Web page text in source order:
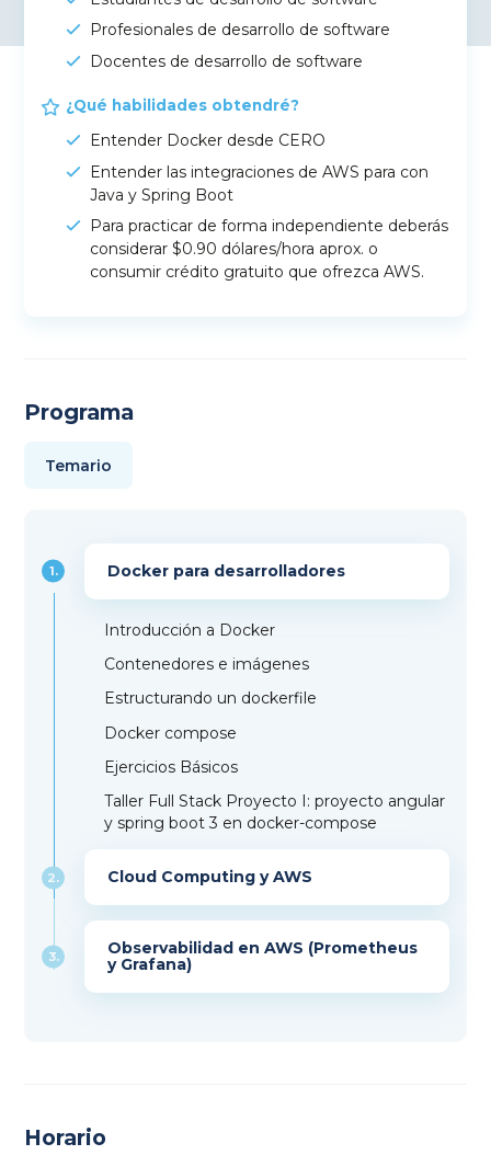
Profesionales de desarrollo de software
Docentes de desarrollo de software
¿Qué habilidades obtendré?
Entender Docker desde CERO
Entender las integraciones de AWS para con
Java y Spring Boot
Para practicar de forma independiente deberás
considerar $0.90 dólares/hora aprox. o
consumir crédito gratuito que ofrezca AWS.
Programa
Temario
1. Docker para desarrolladores
Introducción a Docker
Contenedores e imágenes
Estructurando un dockerfile
Docker compose
Ejercicios Básicos
Taller Full Stack Proyecto I: proyecto angular
y spring boot 3 en docker-compose
2. Cloud Computing y AWS
3.
Observabilidad en AWS (Prometheus
y Grafana)
Horario